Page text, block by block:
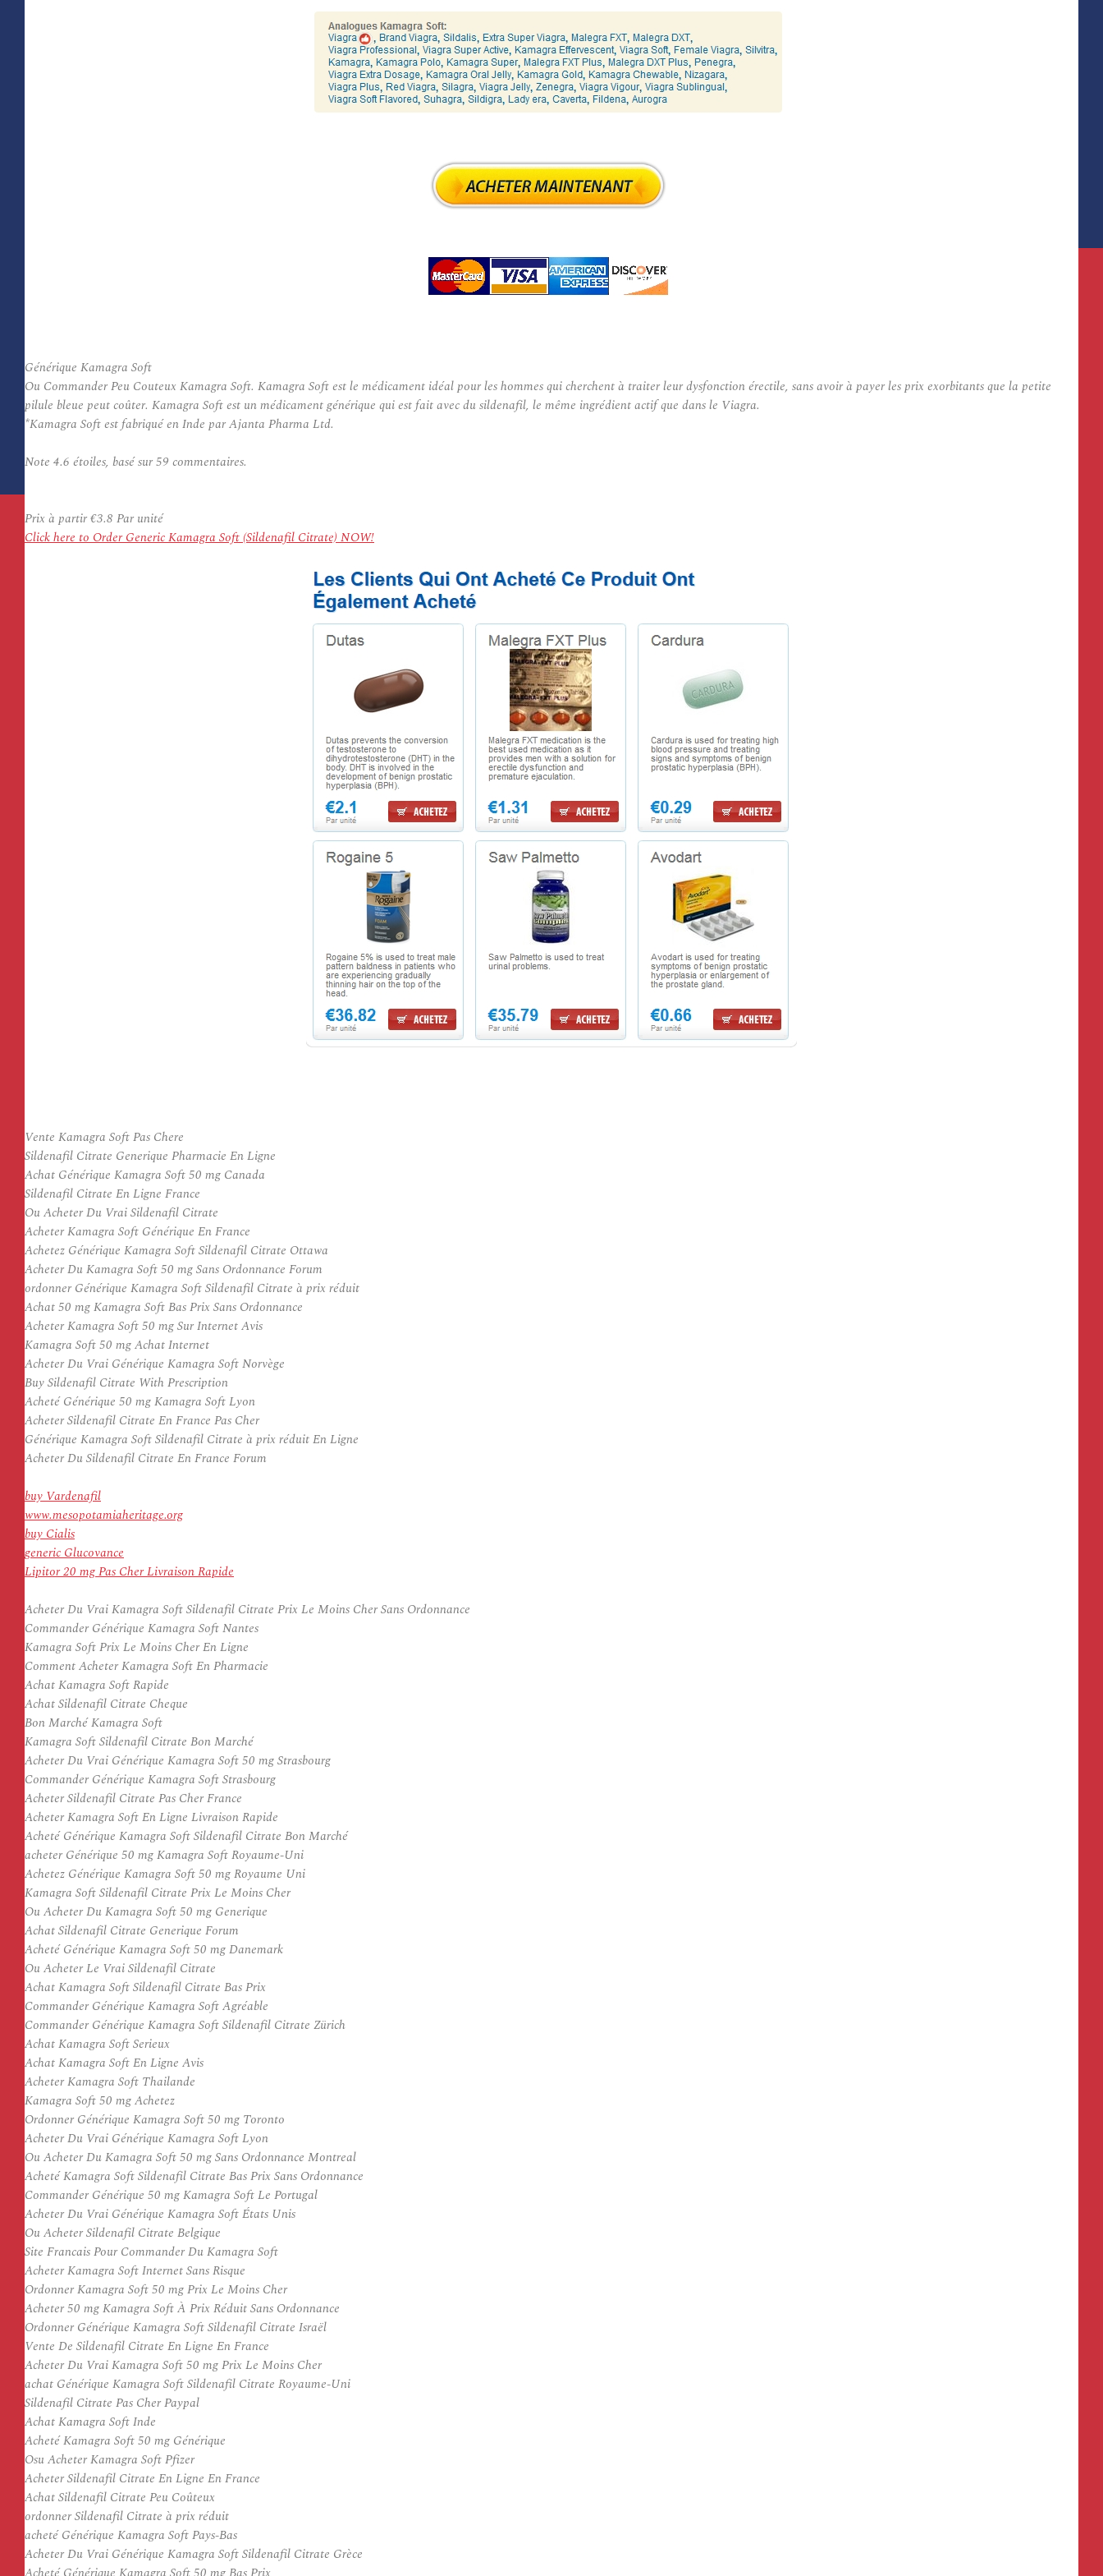
Générique Kamagra Soft
Ou Commander Peu Couteux Kamagra Soft. Kamagra Soft est le médicament idéal pour les hommes qui cherchent à traiter leur dysfonction érectile, sans avoir à payer les prix exorbitants que la petite
pilule bleue peut coûter. Kamagra Soft est un médicament générique qui est fait avec du sildenafil, le même ingrédient actif que dans le Viagra.
*Kamagra Soft est fabriqué en Inde par Ajanta Pharma Ltd.
Note 4.6 étoiles, basé sur59 commentaires.
Prix à partir€3.8 Par unité
Click here to Order Generic Kamagra Soft (Sildenafil Citrate) NOW!
Vente Kamagra Soft Pas Chere
Sildenafil Citrate Generique Pharmacie En Ligne
Achat Générique Kamagra Soft 50 mg Canada
Sildenafil Citrate En Ligne France
Ou Acheter Du Vrai Sildenafil Citrate
Acheter Kamagra Soft Générique En France
Achetez Générique Kamagra Soft Sildenafil Citrate Ottawa
Acheter Du Kamagra Soft 50 mg Sans Ordonnance Forum
ordonner Générique Kamagra Soft Sildenafil Citrate à prix réduit
Achat 50 mg Kamagra Soft Bas Prix Sans Ordonnance
Acheter Kamagra Soft 50 mg Sur Internet Avis
Kamagra Soft 50 mg Achat Internet
Acheter Du Vrai Générique Kamagra Soft Norvège
Buy Sildenafil Citrate With Prescription
Acheté Générique 50 mg Kamagra Soft Lyon
Acheter Sildenafil Citrate En France Pas Cher
Générique Kamagra Soft Sildenafil Citrate à prix réduit En Ligne
Acheter Du Sildenafil Citrate En France Forum
buy Vardenafil
www.mesopotamiaheritage.org
buy Cialis
generic Glucovance
Lipitor 20 mg Pas Cher Livraison Rapide
Acheter Du Vrai Kamagra Soft Sildenafil Citrate Prix Le Moins Cher Sans Ordonnance
Commander Générique Kamagra Soft Nantes
Kamagra Soft Prix Le Moins Cher En Ligne
Comment Acheter Kamagra Soft En Pharmacie
Achat Kamagra Soft Rapide
Achat Sildenafil Citrate Cheque
Bon Marché Kamagra Soft
Kamagra Soft Sildenafil Citrate Bon Marché
Acheter Du Vrai Générique Kamagra Soft 50 mg Strasbourg
Commander Générique Kamagra Soft Strasbourg
Acheter Sildenafil Citrate Pas Cher France
Acheter Kamagra Soft En Ligne Livraison Rapide
Acheté Générique Kamagra Soft Sildenafil Citrate Bon Marché
acheter Générique 50 mg Kamagra Soft Royaume-Uni
Achetez Générique Kamagra Soft 50 mg Royaume Uni
Kamagra Soft Sildenafil Citrate Prix Le Moins Cher
Ou Acheter Du Kamagra Soft 50 mg Generique
Achat Sildenafil Citrate Generique Forum
Acheté Générique Kamagra Soft 50 mg Danemark
Ou Acheter Le Vrai Sildenafil Citrate
Achat Kamagra Soft Sildenafil Citrate Bas Prix
Commander Générique Kamagra Soft Agréable
Commander Générique Kamagra Soft Sildenafil Citrate Zürich
Achat Kamagra Soft Serieux
Achat Kamagra Soft En Ligne Avis
Acheter Kamagra Soft Thailande
Kamagra Soft 50 mg Achetez
Ordonner Générique Kamagra Soft 50 mg Toronto
Acheter Du Vrai Générique Kamagra Soft Lyon
Ou Acheter Du Kamagra Soft 50 mg Sans Ordonnance Montreal
Acheté Kamagra Soft Sildenafil Citrate Bas Prix Sans Ordonnance
Commander Générique 50 mg Kamagra Soft Le Portugal
Acheter Du Vrai Générique Kamagra Soft États Unis
Ou Acheter Sildenafil Citrate Belgique
Site Francais Pour Commander Du Kamagra Soft
Acheter Kamagra Soft Internet Sans Risque
Ordonner Kamagra Soft 50 mg Prix Le Moins Cher
Acheter 50 mg Kamagra Soft À Prix Réduit Sans Ordonnance
Ordonner Générique Kamagra Soft Sildenafil Citrate Israël
Vente De Sildenafil Citrate En Ligne En France
Acheter Du Vrai Kamagra Soft 50 mg Prix Le Moins Cher
achat Générique Kamagra Soft Sildenafil Citrate Royaume-Uni
Sildenafil Citrate Pas Cher Paypal
Achat Kamagra Soft Inde
Acheté Kamagra Soft 50 mg Générique
Osu Acheter Kamagra Soft Pfizer
Acheter Sildenafil Citrate En Ligne En France
Achat Sildenafil Citrate Peu Coûteux
ordonner Sildenafil Citrate à prix réduit
acheté Générique Kamagra Soft Pays-Bas
Acheter Du Vrai Générique Kamagra Soft Sildenafil Citrate Grèce